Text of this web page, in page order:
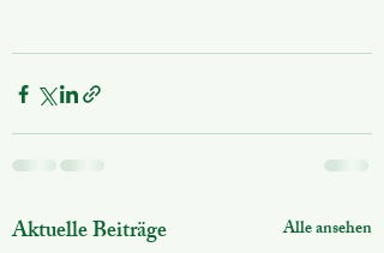
Aktuelle Beiträge Alle ansehen